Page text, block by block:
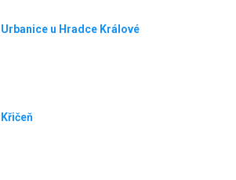
Urbanice u Hradce Králové
Křičeň